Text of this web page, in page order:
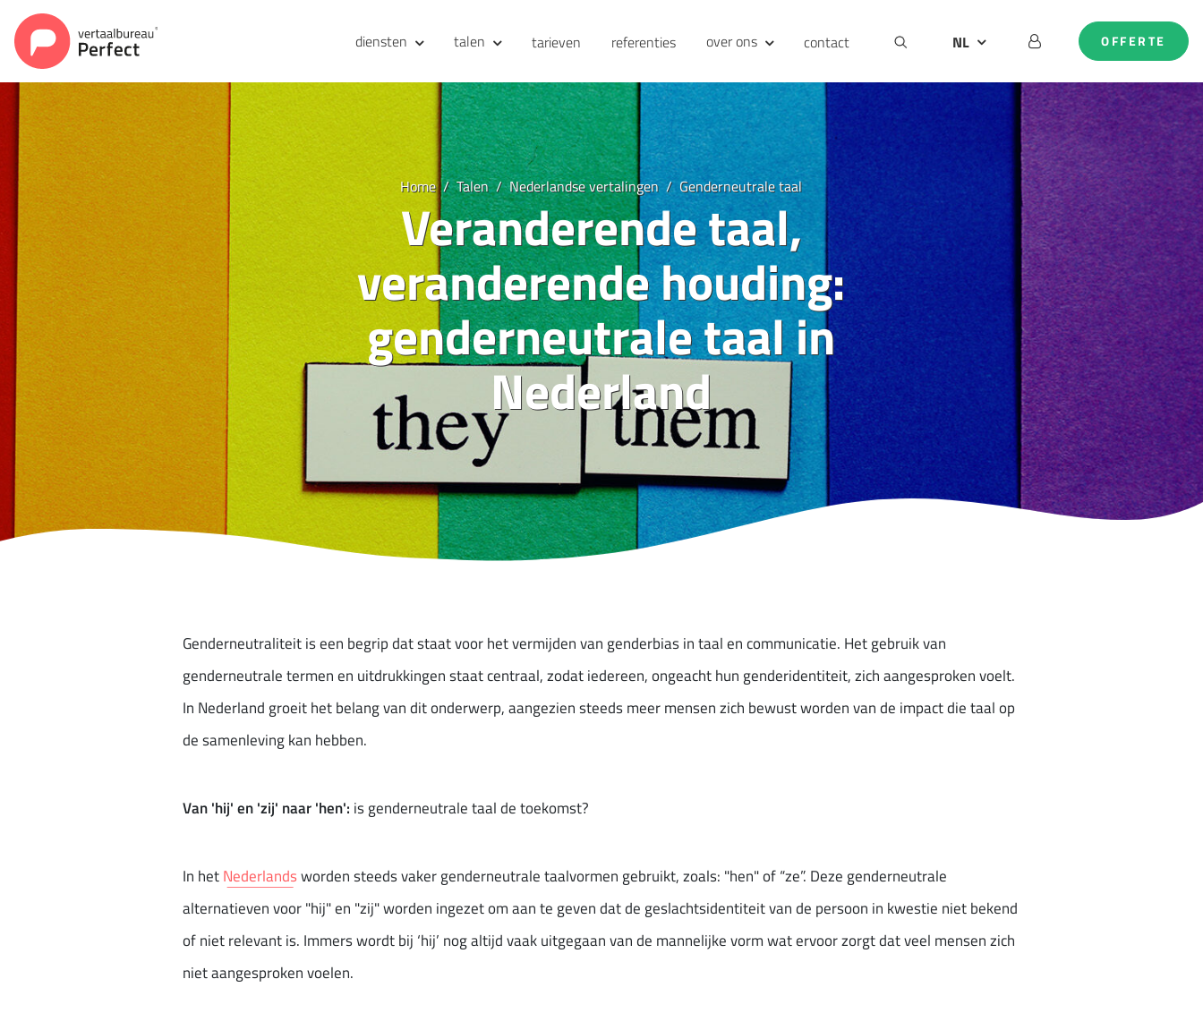
diensten talen tarieven referenties over ons contact
NL
OFFERTE
Home Talen Nederlandse vertalingen Genderneutrale taal
Veranderende taal,
veranderende houding:
genderneutrale taal in
Nederland
Genderneutraliteit is een begrip dat staat voor het vermijden van genderbias in taal en communicatie. Het gebruik van
genderneutrale termen en uitdrukkingen staat centraal, zodat iedereen, ongeacht hun genderidentiteit, zich aangesproken voelt.
In Nederland groeit het belang van dit onderwerp, aangezien steeds meer mensen zich bewust worden van de impact die taal op
de samenleving kan hebben.
Van 'hij' en 'zij' naar 'hen': is genderneutrale taal de toekomst?
In hetNederlandsworden steeds vaker genderneutrale taalvormen gebruikt, zoals: "hen" of “ze”. Deze genderneutrale
alternatieven voor "hij" en "zij" worden ingezet om aan te geven dat de geslachtsidentiteit van de persoon in kwestie niet bekend
of niet relevant is. Immers wordt bij ‘hij’ nog altijd vaak uitgegaan van de mannelijke vorm wat ervoor zorgt dat veel mensen zich
niet aangesproken voelen.